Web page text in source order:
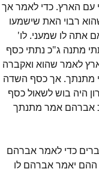
עם הארץ. כדי לאמר אך
רבוי האת שישמעו
אתה לו שמעני. לו'
מתנה ג"כ נתתי כסף
לאמר שהוא ואקברה
מתנתך. אך כסף השדה
היה בוש לשאול כסף
אברהם אמר מתנתך
כדי לאמר אברהם
ההם יאמר אברהם לו